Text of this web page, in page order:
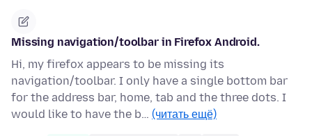
Missing navigation/toolbar in Firefox Android.
Hi, my firefox appears to be missing its
navigation/toolbar. I only have a single bottom bar
for the address bar, home, tab and the three dots. I
would like to have the b… (читать ещё)